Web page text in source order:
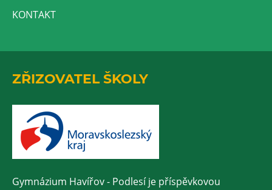
KONTAKT
ZŘIZOVATEL ŠKOLY
Gymnázium Havířov - Podlesí je příspěvkovou